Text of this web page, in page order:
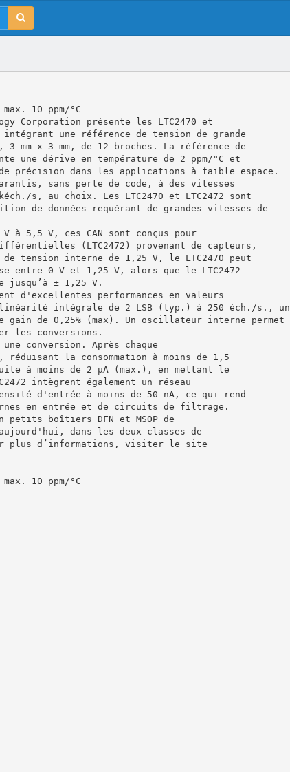
10 ppm/°C
Corporation présente les LTC2470 et
une référence de tension de grande
mm x 3 mm, de 12 broches. La référence de
une dérive en température de 2 ppm/°C et
précision dans les applications à faible espace.
sans perte de code, à des vitesses
s, au choix. Les LTC2470 et LTC2472 sont
de données requérant de grandes vitesses de
à 5,5 V, ces CAN sont conçus pour
(LTC2472) provenant de capteurs,
tension interne de 1,25 V, le LTC2470 peut
entre 0 V et 1,25 V, alors que le LTC2472
jusqu’à ± 1,25 V.
d'excellentes performances en valeurs
intégrale de 2 LSB (typ.) à 250 éch./s., un
de 0,25% (max). Un oscillateur interne permet
les conversions.
une conversion. Après chaque
réduisant la consommation à moins de 1,5
à moins de 2 µA (max.), en mettant le
intègrent également un réseau
d'entrée à moins de 50 nA, ce qui rend
en entrée et de circuits de filtrage.
petits boîtiers DFN et MSOP de
dans les deux classes de
plus d’informations, visiter le site
10 ppm/°C